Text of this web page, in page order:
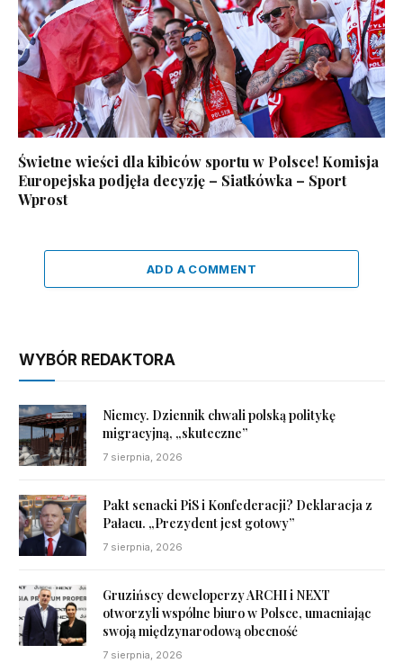
Świetne wieści dla kibiców sportu w Polsce! Komisja
Europejska podjęła decyzję – Siatkówka – Sport
Wprost
ADD A COMMENT
WYBÓR REDAKTORA
Niemcy. Dziennik chwali polską politykę
migracyjną, „skuteczne”
7 sierpnia, 2026
Pakt senacki PiS i Konfederacji? Deklaracja z
Pałacu. „Prezydent jest gotowy”
7 sierpnia, 2026
Gruzińscy deweloperzy ARCHI i NEXT
otworzyli wspólne biuro w Polsce, umacniając
swoją międzynarodową obecność
7 sierpnia, 2026